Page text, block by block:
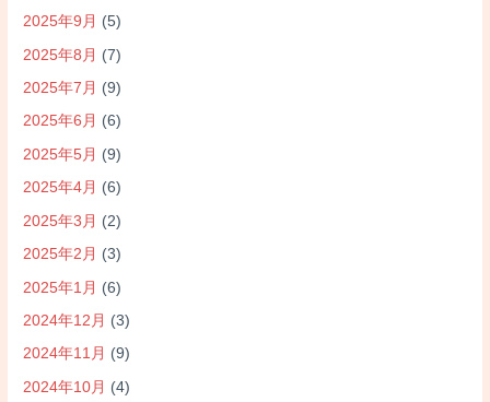
2025年9月 (5)
2025年8月 (7)
2025年7月 (9)
2025年6月 (6)
2025年5月 (9)
2025年4月 (6)
2025年3月 (2)
2025年2月 (3)
2025年1月 (6)
2024年12月 (3)
2024年11月 (9)
2024年10月 (4)